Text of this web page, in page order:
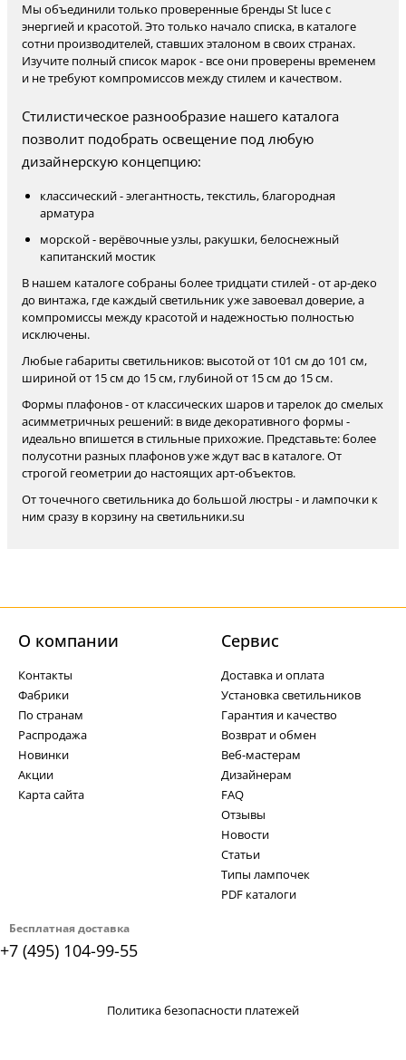
Мы объединили только проверенные бренды St luce с
энергией и красотой. Это только начало списка, в каталоге
сотни производителей, ставших эталоном в своих странах.
Изучите полный список марок - все они проверены временем
и не требуют компромиссов между стилем и качеством.
Стилистическое разнообразие нашего каталога
позволит подобрать освещение под любую
дизайнерскую концепцию:
классический - элегантность, текстиль, благородная
арматура
морской - верёвочные узлы, ракушки, белоснежный
капитанский мостик
В нашем каталоге собраны более тридцати стилей - от ар-деко
до винтажа, где каждый светильник уже завоевал доверие, а
компромиссы между красотой и надежностью полностью
исключены.
Любые габариты светильников: высотой от 101 см до 101 см,
шириной от 15 см до 15 см, глубиной от 15 см до 15 см.
Формы плафонов - от классических шаров и тарелок до смелых
асимметричных решений: в виде декоративного формы -
идеально впишется в стильные прихожие. Представьте: более
полусотни разных плафонов уже ждут вас в каталоге. От
строгой геометрии до настоящих арт-объектов.
От точечного светильника до большой люстры - и лампочки к
ним сразу в корзину на светильники.su
Бесплатная доставка
+7 (495) 104-99-55
О компании
Контакты
Фабрики
По странам
Распродажа
Новинки
Акции
Карта сайта
Cервис
Доставка и оплата
Установка светильников
Гарантия и качество
Возврат и обмен
Веб-мастерам
Дизайнерам
FAQ
Отзывы
Новости
Статьи
Типы лампочек
PDF каталоги
Политика безопасности платежей